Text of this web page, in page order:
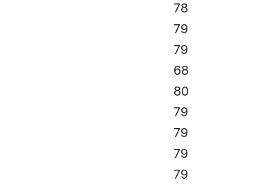
78
79
79
68
80
79
79
79
79